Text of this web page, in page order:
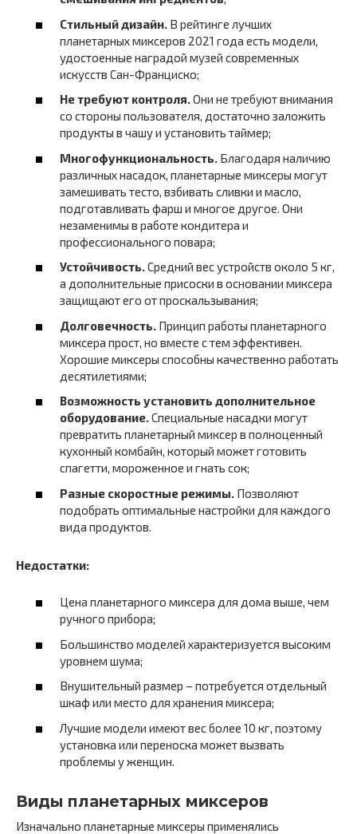
Стильный дизайн. В рейтинге лучших
планетарных миксеров 2021 года есть модели,
удостоенные наградой музей современных
искусств Сан-Франциско;
Не требуют контроля.Они не требуют внимания
со стороны пользователя, достаточно заложить
продукты в чашу и установить таймер;
Многофункциональность. Благодаря наличию
различных насадок, планетарные миксеры могут
замешивать тесто, взбивать сливки и масло,
подготавливать фарш и многое другое. Они
незаменимы в работе кондитера и
профессионального повара;
Устойчивость.Средний вес устройств около 5 кг,
а дополнительные присоски в основании миксера
защищают его от проскальзывания;
Долговечность. Принцип работы планетарного
миксера прост, но вместе с тем эффективен.
Хорошие миксеры способны качественно работать
десятилетиями;
Возможность установить дополнительное
оборудование.Специальные насадки могут
превратить планетарный миксер в полноценный
кухонный комбайн, который может готовить
спагетти, мороженное и гнать сок;
Разные скоростные режимы. Позволяют
подобрать оптимальные настройки для каждого
вида продуктов.
Недостатки:
Цена планетарного миксера для дома выше, чем
ручного прибора;
Большинство моделей характеризуется высоким
уровнем шума;
Внушительный размер – потребуется отдельный
шкаф или место для хранения миксера;
Лучшие модели имеют вес более 10 кг, поэтому
установка или переноска может вызвать
проблемы у женщин.
Виды планетарных миксеров
Изначально планетарные миксеры применялись